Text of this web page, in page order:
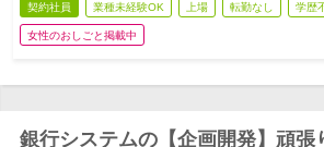
契約社員 業種未経験OK 上場 転勤なし 学歴
女性のおしごと掲載中
銀行システムの【企画開発】頑張